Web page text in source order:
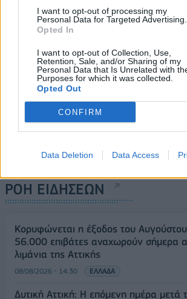
I want to opt-out of processing my
Personal Data for Targeted Advertising.
Opted In
I want to opt-out of Collection, Use,
Retention, Sale, and/or Sharing of my
Personal Data that Is Unrelated with
Purposes for which it was collected.
Opted Out
CONFIRM
Data Deletion Data Access
19/08/2024 - 18:45
ΡΟΗ ΕΙΔΗΣΕΩΝ
Κορυφώνεται η έξοδος του
56.000 επιβάτες αναχωρούν σήμερα
λιμάνια της Αττικής
08/08/2026 - 14:30 ΕΛΛΑΔΑ
Δυτική Αττική: Η επόμενη ημέρα μετά